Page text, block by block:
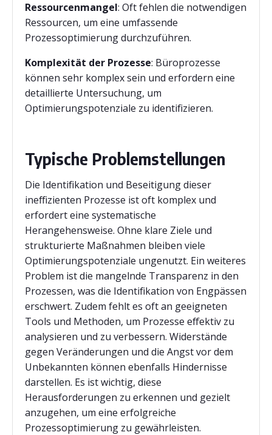
Ressourcenmangel: Oft fehlen die notwendigen
Ressourcen, um eine umfassende
Prozessoptimierung durchzuführen.
Komplexität der Prozesse: Büroprozesse
können sehr komplex sein und erfordern eine
detaillierte Untersuchung, um
Optimierungspotenziale zu identifizieren.
Typische Problemstellungen
Die Identifikation und Beseitigung dieser
ineffizienten Prozesse ist oft komplex und
erfordert eine systematische
Herangehensweise. Ohne klare Ziele und
strukturierte Maßnahmen bleiben viele
Optimierungspotenziale ungenutzt. Ein weiteres
Problem ist die mangelnde Transparenz in den
Prozessen, was die Identifikation von Engpässen
erschwert. Zudem fehlt es oft an geeigneten
Tools und Methoden, um Prozesse effektiv zu
analysieren und zu verbessern. Widerstände
gegen Veränderungen und die Angst vor dem
Unbekannten können ebenfalls Hindernisse
darstellen. Es ist wichtig, diese
Herausforderungen zu erkennen und gezielt
anzugehen, um eine erfolgreiche
Prozessoptimierung zu gewährleisten.